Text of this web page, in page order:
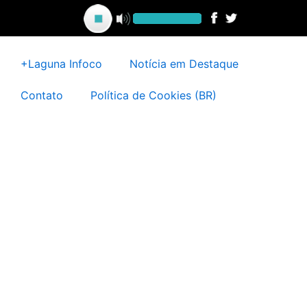
conteúdo
+Laguna Infoco Notícia em Destaque
Contato Política de Cookies (BR)